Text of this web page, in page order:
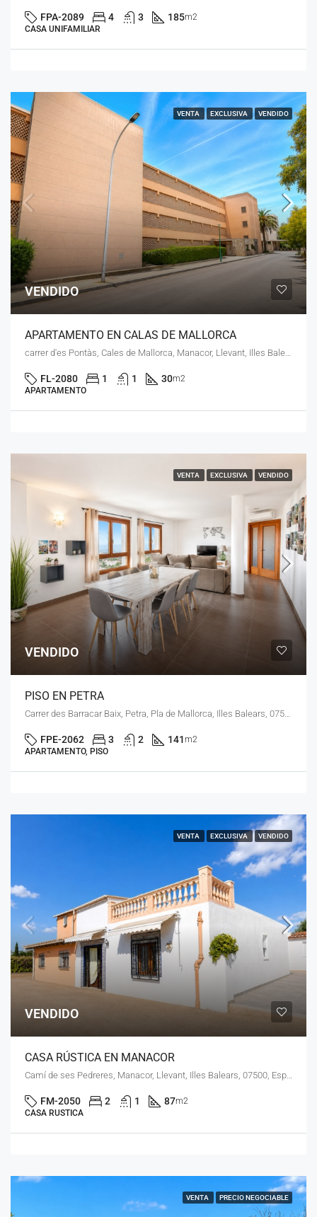
FPA-2089 4 3 185m2
CASA UNIFAMILIAR
VENTA EXCLUSIVA VENDIDO
VENDIDO
APARTAMENTO EN CALAS DE MALLORCA
FL-2080 1 1 30m2
APARTAMENTO
VENTA EXCLUSIVA VENDIDO
VENDIDO
PISO EN PETRA
Carrer des Barracar Baix, Petra, Pla de Mallorca, Illes Balears, 07520, España
FPE-2062 3 2 141m2
APARTAMENTO, PISO
VENTA EXCLUSIVA VENDIDO
VENDIDO
CASA RÚSTICA EN MANACOR
FM-2050 2 1 87m2
CASA RUSTICA
VENTA PRECIO NEGOCIABLE